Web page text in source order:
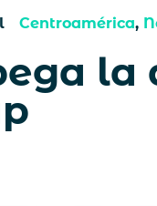
Centroamérica,
la